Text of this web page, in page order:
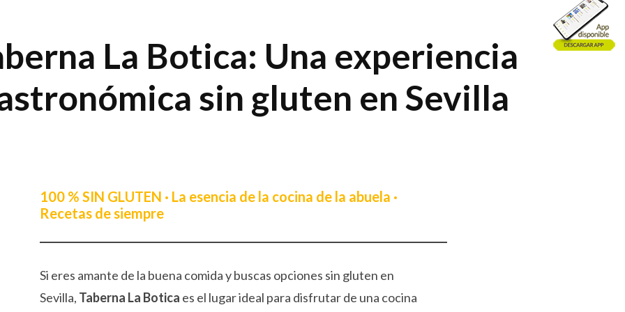
La Botica: Una experiencia
sin gluten en Sevilla
100 % SIN GLUTEN · La esencia de la cocina de la abuela ·
Recetas de siempre
Si eres amante de la buena comida y buscas opciones sin gluten en
Sevilla, Taberna La Botica es el lugar ideal para disfrutar de una cocina